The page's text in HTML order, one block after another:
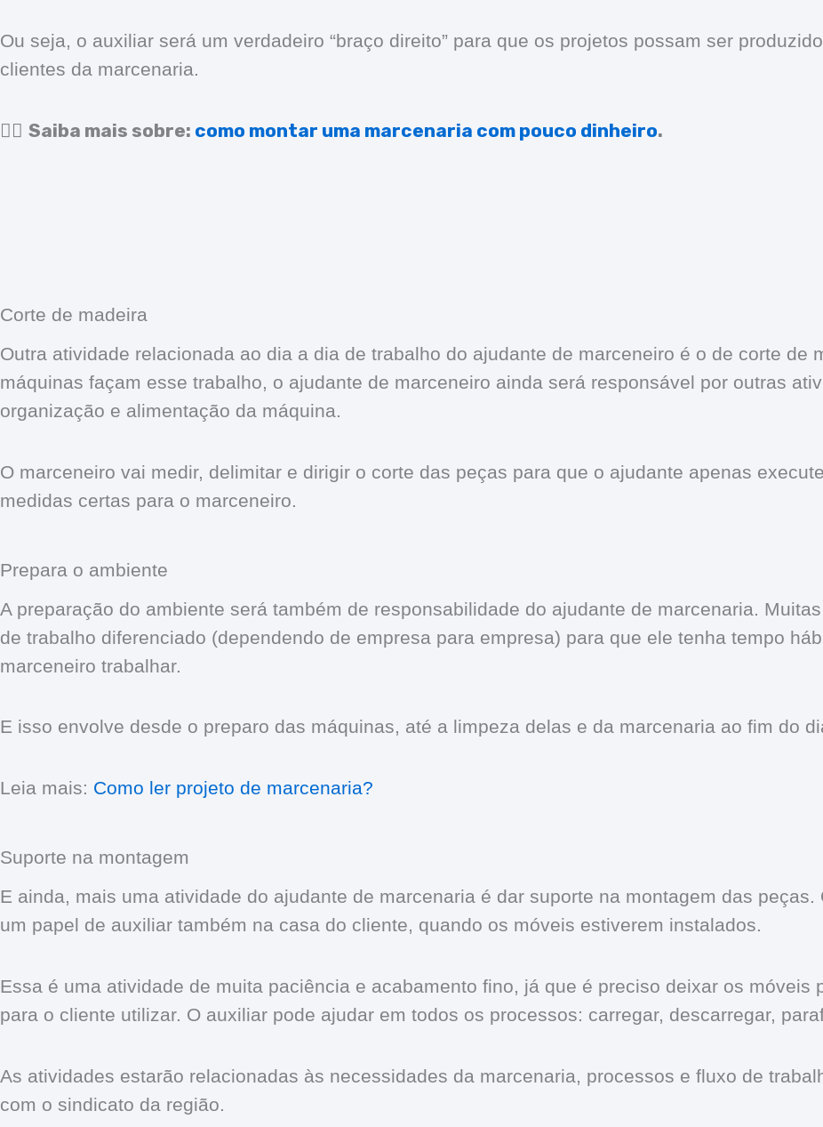
Ou seja, o auxiliar será um verdadeiro “braço direito” para que os projetos possam ser
clientes da marcenaria.
👉🏻 Saiba mais sobre: como montar uma marcenaria com pouco dinheiro.
Corte de madeira
Outra atividade relacionada ao dia a dia de trabalho do ajudante de marceneiro é o de corte de
máquinas façam esse trabalho, o ajudante de marceneiro ainda será responsável por outras
organização e alimentação da máquina.
O marceneiro vai medir, delimitar e dirigir o corte das peças para que o ajudante apenas
medidas certas para o marceneiro.
Prepara o ambiente
A preparação do ambiente será também de responsabilidade do ajudante de marcenaria.
de trabalho diferenciado (dependendo de empresa para empresa) para que ele tenha tempo
marceneiro trabalhar.
E isso envolve desde o preparo das máquinas, até a limpeza delas e da marcenaria ao fim do
Leia mais: Como ler projeto de marcenaria?
Suporte na montagem
E ainda, mais uma atividade do ajudante de marcenaria é dar suporte na montagem das
um papel de auxiliar também na casa do cliente, quando os móveis estiverem instalados.
Essa é uma atividade de muita paciência e acabamento fino, já que é preciso deixar os móveis
para o cliente utilizar. O auxiliar pode ajudar em todos os processos: carregar, descarregar,
As atividades estarão relacionadas às necessidades da marcenaria, processos e fluxo de
com o sindicato da região.